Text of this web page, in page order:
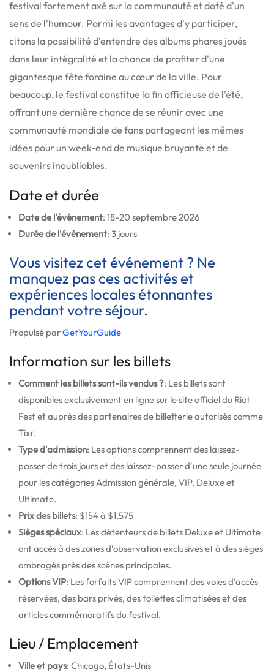
festival fortement axé sur la communauté et doté d'un
sens de l'humour. Parmi les avantages d'y participer,
citons la possibilité d'entendre des albums phares joués
dans leur intégralité et la chance de profiter d'une
gigantesque fête foraine au cœur de la ville. Pour
beaucoup, le festival constitue la fin officieuse de l'été,
offrant une dernière chance de se réunir avec une
communauté mondiale de fans partageant les mêmes
idées pour un week-end de musique bruyante et de
souvenirs inoubliables.
Date et durée
Date de l'événement: 18-20 septembre 2026
Durée de l'événement: 3 jours
Vous visitez cet événement ? Ne
manquez pas ces activités et
expériences locales étonnantes
pendant votre séjour.
Propulsé parGetYourGuide
Information sur les billets
Comment les billets sont-ils vendus ?: Les billets sont
disponibles exclusivement en ligne sur le site officiel du Riot
Fest et auprès des partenaires de billetterie autorisés comme
Tixr.
Type d'admission: Les options comprennent des laissez-
passer de trois jours et des laissez-passer d'une seule journée
pour les catégories Admission générale, VIP, Deluxe et
Ultimate.
Prix des billets: $154 à $1,575
Sièges spéciaux: Les détenteurs de billets Deluxe et Ultimate
ont accès à des zones d'observation exclusives et à des sièges
ombragés près des scènes principales.
Options VIP: Les forfaits VIP comprennent des voies d'accès
réservées, des bars privés, des toilettes climatisées et des
articles commémoratifs du festival.
Lieu / Emplacement
Ville et pays: Chicago, États-Unis